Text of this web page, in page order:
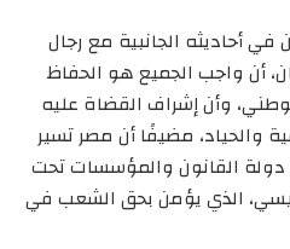
في أحاديثه الجانبية مع رجال
أن واجب الجميع هو الحفاظ
وأن إشراف القضاة عليه
والحياد، مضيفًا أن مصر تسير
دولة القانون والمؤسسات تحت
الذي يؤمن بحق الشعب في